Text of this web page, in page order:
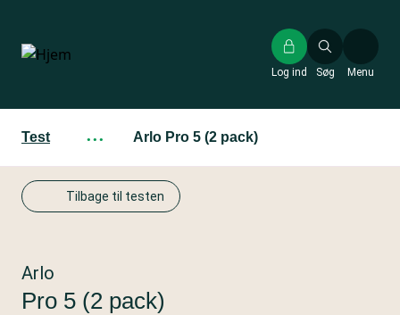
hovedindhold
Søg
Log ind Menu
Test ··· Arlo Pro 5 (2 pack)
Tilbage til testen
Arlo
Pro 5 (2 pack)